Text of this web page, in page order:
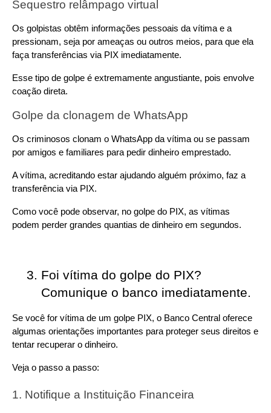
Sequestro relâmpago virtual
Os golpistas obtêm informações pessoais da vítima e a
pressionam, seja por ameaças ou outros meios, para que ela
faça transferências via PIX imediatamente.
Esse tipo de golpe é extremamente angustiante, pois envolve
coação direta.
Golpe da clonagem de WhatsApp
Os criminosos clonam o WhatsApp da vítima ou se passam
por amigos e familiares para pedir dinheiro emprestado.
A vítima, acreditando estar ajudando alguém próximo, faz a
transferência via PIX.
Como você pode observar, no golpe do PIX, as vítimas
podem perder grandes quantias de dinheiro em segundos.
Foi vítima do golpe do PIX?
Comunique o banco imediatamente.
Se você for vítima de um golpe PIX, o Banco Central oferece
algumas orientações importantes para proteger seus direitos e
tentar recuperar o dinheiro.
Veja o passo a passo:
1. Notifique a Instituição Financeira